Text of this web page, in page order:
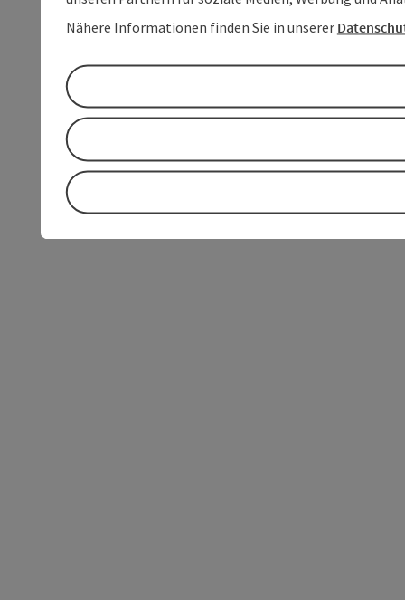
Nähere Informationen finden Sie in unserer